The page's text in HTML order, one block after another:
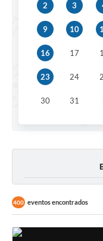
2 3
9 10
16 17
23 24
30 31
400 eventos encontrados